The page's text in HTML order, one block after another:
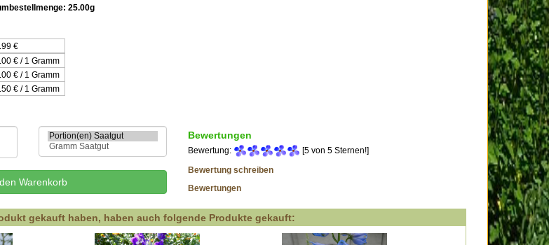
25.00g
€
€ / 1 Gramm
€ / 1 Gramm
€ / 1 Gramm
Bewertungen
Bewertung: [5 von 5 Sternen!]
Bewertung schreiben
Bewertungen
gekauft haben, haben auch folgende Produkte gekauft: